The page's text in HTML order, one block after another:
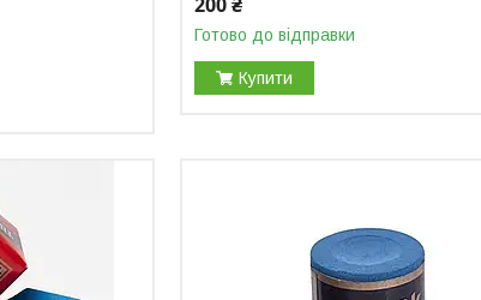
Готово до відправки
Купити